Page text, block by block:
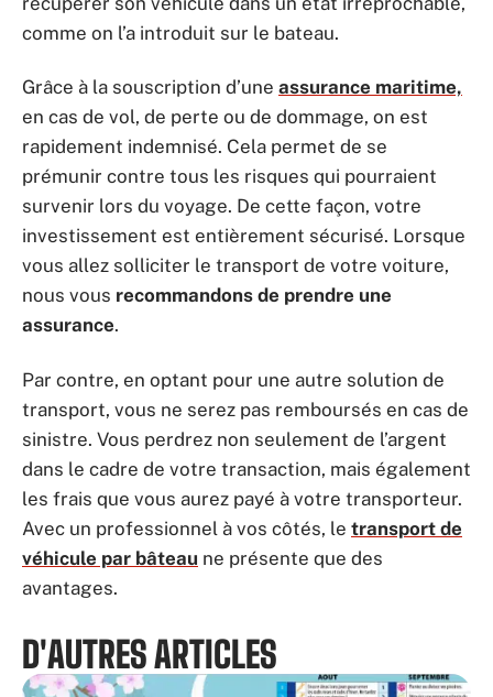
comme on l’a introduit sur le bateau.
Grâce à la souscription d’une assurance maritime,
en cas de vol, de perte ou de dommage, on est
rapidement indemnisé. Cela permet de se
prémunir contre tous les risques qui pourraient
survenir lors du voyage. De cette façon, votre
investissement est entièrement sécurisé. Lorsque
vous allez solliciter le transport de votre voiture,
nous vous recommandons de prendre une
assurance.
Par contre, en optant pour une autre solution de
transport, vous ne serez pas remboursés en cas de
sinistre. Vous perdrez non seulement de l’argent
dans le cadre de votre transaction, mais également
les frais que vous aurez payé à votre transporteur.
Avec un professionnel à vos côtés, le transport de
véhicule par bâteau ne présente que des
avantages.
D'AUTRES ARTICLES